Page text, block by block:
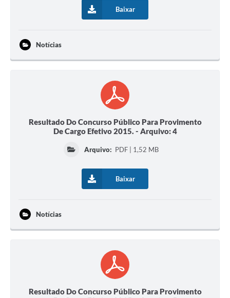
Baixar
Notícias
Resultado Do Concurso Público Para Provimento
De Cargo Efetivo 2015. - Arquivo: 4
Arquivo: PDF | 1,52 MB
Baixar
Notícias
Resultado Do Concurso Público Para Provimento